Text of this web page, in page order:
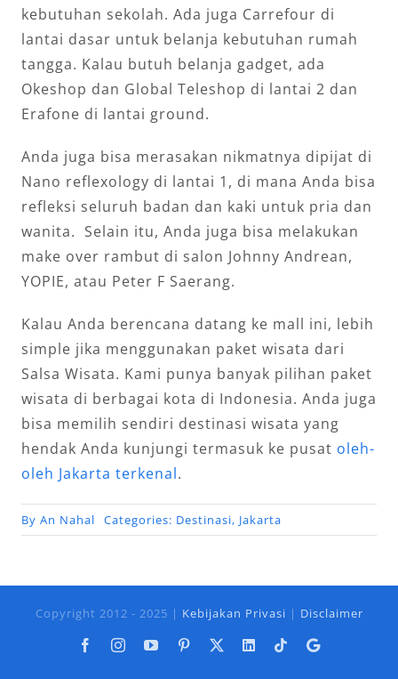
kebutuhan sekolah. Ada juga Carrefour di
lantai dasar untuk belanja kebutuhan rumah
tangga. Kalau butuh belanja gadget, ada
Okeshop dan Global Teleshop di lantai 2 dan
Erafone di lantai ground.
Anda juga bisa merasakan nikmatnya dipijat di
Nano reflexology di lantai 1, di mana Anda bisa
refleksi seluruh badan dan kaki untuk pria dan
wanita. Selain itu, Anda juga bisa melakukan
make over rambut di salon Johnny Andrean,
YOPIE, atau Peter F Saerang.
Kalau Anda berencana datang ke mall ini, lebih
simple jika menggunakan paket wisata dari
Salsa Wisata. Kami punya banyak pilihan paket
wisata di berbagai kota di Indonesia. Anda juga
bisa memilih sendiri destinasi wisata yang
hendak Anda kunjungi termasuk ke pusat oleh-
oleh Jakarta terkenal.
By An Nahal Categories: Destinasi, Jakarta
Copyright 2012 - 2025 | Kebijakan Privasi | Disclaimer
FacebookInstagramYouTubePinterest LinkedIn
TiktokGoogle